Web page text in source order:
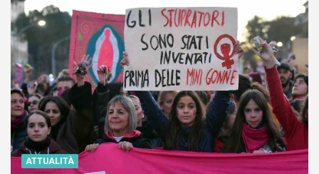
ATTUALITÀ